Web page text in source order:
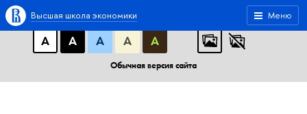
A A A АБB
АБB
А
А А А А
Обычная версия сайта
Меню
Высшая школа экономики